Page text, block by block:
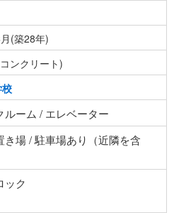
(築28年)
ンクリート)
ルーム / エレベーター
き場 / 駐車場あり（近隣を含
ック